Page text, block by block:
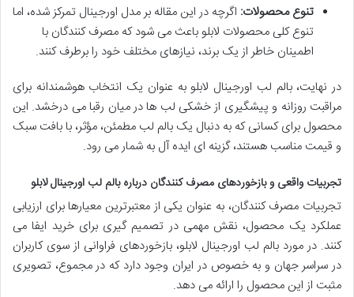
تنوع محصولات: اگرچه در این مقاله بر مدل اورجینال تمرکز شده، اما
تنوع کلی محصولات لابلو باعث می شود که مصرف کنندگان با
اطمینان خاطر از یک برند، نیازهای مختلف خود را برطرف کنند.
در نهایت، بالم لب اورجینال لابلو به عنوان یک انتخاب هوشمندانه برای
مراقبت روزانه و پیشگیری از خشکی لب ها در میان رقبا می درخشد. این
محصول برای کسانی که به دنبال یک بالم لب مطمئن، مؤثر، با بافت سبک
و قیمت مناسب هستند، گزینه ای ایده آل به شمار می رود.
تجربیات واقعی و بازخوردهای مصرف کنندگان درباره بالم لب اورجینال لابلو
تجربیات مصرف کنندگان، به عنوان یکی از معتبرترین معیارها برای ارزیابی
عملکرد یک محصول، نقش مهمی در تصمیم گیری برای خرید ایفا می
کنند. در مورد بالم لب اورجینال لابلو، بازخوردهای فراوانی از سوی کاربران
در سراسر جهان و به خصوص در ایران وجود دارد که در مجموع، تصویری
مثبت از این محصول را ارائه می دهد.